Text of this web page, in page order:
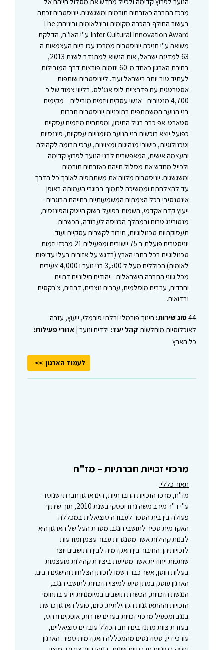
מרכז החברה כאזרחים תורמים ומשגשגים. יוניסטרים זכתה
בעשור החולף בהכרה מקומית ובינלאומית וביניהם: The
Inter Cultural Innovation Award ע"י האו"ם, הדלקת
משואה ע"י חניכת יוניסטרים ממרכז עכו ביום העצמאות ה
63 למדינת ישראל, אות הנשיא למתנדב לשנת 2013,
בחירת הארגון כאחד מ-60 יוזמות פורצות דרך המובילות
לעתיד טוב יותר בישראל ועוד. ליוניסטרים שותפות
אסטרטגית עם פדרציית לוס אנג'לס. בליווי צמוד של כ
4,700 מנטורים - אנשי עסקים ויזמים מובילים – מקימים
בני הנוער המשתתפים בתוכניות יוניסטרים חברות
סטארט-אפ כבר בגיל התיכון, ומפתחים מיזמים עסקיים.
כפועל יוצא רוכשים בני הנוער מיומנויות עסקיות, פיננסיות
וטכנולוגיות, כישורי מנהיגות ומצוינות, ערכי תרומה לקהילה
והעצמה אישית, המאפשרים לבני הנוער לפרוץ קדימה
ולכייל מחדש את מסלול חייהם כאזרחים תורמים
ומשגשגים. יוניסטרים מלווה את משתתפיה לאורך כל הדרך
עד להצלחתם וממשיכה לתמוך בבוגרי העמותה באופן
אינטנסיבי בכל הצמתים המשמעותיים בחייהם הבוגרים –
ייעוץ קדם אקדמי, השמות בפועל בשוק הייטק והפיננסים,
מנטורינג טרום ובמהלך הכניסה לעבודה, הכשרות
תעסוקתיות טכנולוגיות, חיבור לקשרים עסקיים ועוד.
יוניסטרים פועלת ב 75 יישובים ומפעילים 21 מרכזי יזמות
טכנולוגיים בכל רחבי הארץ (בדגש על אזורים בעלי עדיפות
לאומית) הכוללים מעל ל 3,500 בני נוער ו 4,000 צעירים
מכל גווני החברה הישראלית - יהודים חילוניים דתיים
וחרדים, ערבים מוסלמים, ערבים נוצרים, דרוזים, צ'רקסים
ובדואים.
44סוג שירות: חינוך פורמלי ובלתי פורמלי, ייעוץ, עזרה
לאוכלוסיות מוחלשות קהל יעד: ילדים ונוער | אזורי פעילות:
כל הארץ
לעמוד הארגון
מרכזי זכויות חברתיות – מז"ח
תאור כללי:
מז"ח, מרכז הזכויות החברתיות, הינו ארגון חברתי שנוסד
ע"י ד"ר מירב משה גרודופסקי בשנת 2010, תוך שיתוף
פעולה בין בית הספר לעבודה סוציאלית במכללה
האקדמית ספיר לתושבי הנגב. מטרת העל של הארגון היא
לבנות קהילות אשר מסנגרות עבור עצמן ומודעות
לזכויותיהן. החיבור בין האקדמיה לבין התושבים יוצר
שותפות ייחודית אשר מסייעת ביצירת קהילות מועצמות
בעלות חוסן, אשר כבר רשמו לזכותן הצלחות והישגים רבים.
הארגון עוסק במתן סיוע למיצוי הזכויות לתושבי הנגב,
הנגשת הזכויות, הכשרת תושבים במיומנויות וידע בתחומי
הזכויות וההתארגנות הקהילתית. כיום, פועל הארגון כרשת
בנגב ומפעיל מרכזי זכויות בערים שדרות, אופקים ורהט,
בעזרת צוות מתנדבים רחב הכולל עובדים סוציאליים,
עורכי דין, סטודנטים מהמכללה האקדמית ספיר. הארגון